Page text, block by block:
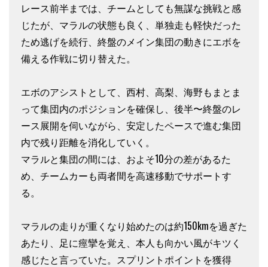
レース前半までは、チームとしても無謀な挑戦と感
じたが、マラルの状態も良く、単独走も軽快だった
ため逃げを続行、終盤のメイン集団の動きにエボを
備える作戦に切り替えた。
エボのアシストとして、西村、高梨、海野もまとま
って集団内のポジションを確保し、後半〜終盤のレ
ース展開を伺いながら、安定したペースで進む集団
内で残り距離を消化していく。
マラルと集団の間には、およそ10分の差があるた
め、チームカーも両者間を高速移動でサポートす
る。
マラルの走りが重くなり始めたのは約150kmを過ぎた
あたり、足に痙攣を覚え、本人も向かい風がキツく
感じたと言っていた。スプリントポイントを獲得